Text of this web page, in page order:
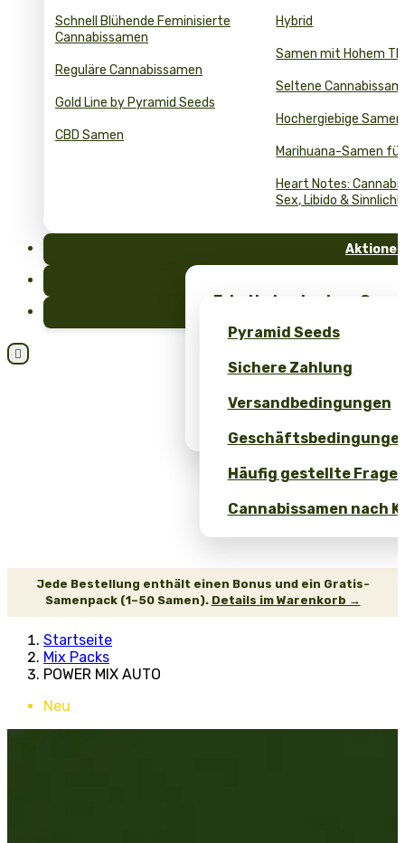
Schnell Blühende Feminisierte
Cannabissamen
Reguläre Cannabissamen
Gold Line by Pyramid Seeds
CBD Samen
Hybrid
Samen mit Hohem
Seltene
Hochergiebige Samen
Marihuana-Samen
Heart Notes:
Sex, Libido &
Aktionen
Erhalte kostenlose
Seeds!
Erhalten Sie 10 %
Pyramid Seeds
Sichere Zahlung
Versandbedingungen
Häufig gestellte Fragen
Cannabissamen nach

Jede Bestellung enthält einen Bonus und ein Gratis-
Samenpack (1–50 Samen). Details im Warenkorb →
Startseite
Mix Packs
POWER MIX AUTO
Neu